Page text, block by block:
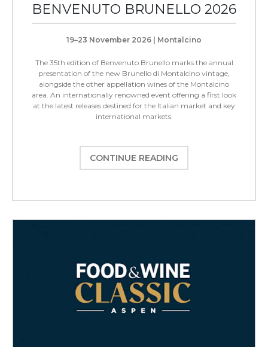
BENVENUTO BRUNELLO 2026
19–23 November 2026 | Montalcino
The 35th edition of Benvenuto Brunello marks the annual
presentation of the new Brunello di Montalcino vintage,
alongside the other appellation wines of the Montalcino
area. An internationally renowned event offering a first look
at the latest releases destined for the Italian market and key
international markets.
CONTINUE READING